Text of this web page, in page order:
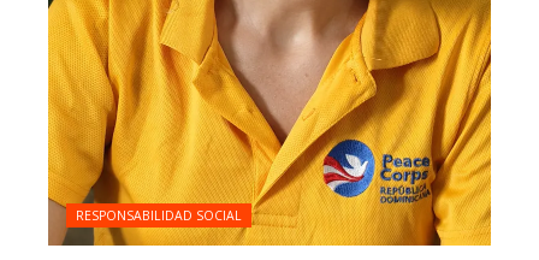
RESPONSABILIDAD SOCIAL